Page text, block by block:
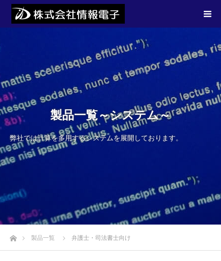
製品一覧～システム～
弊社では計算を多用するシステムを展開しております。
ホーム製品一覧 弁護士・司法書士向け